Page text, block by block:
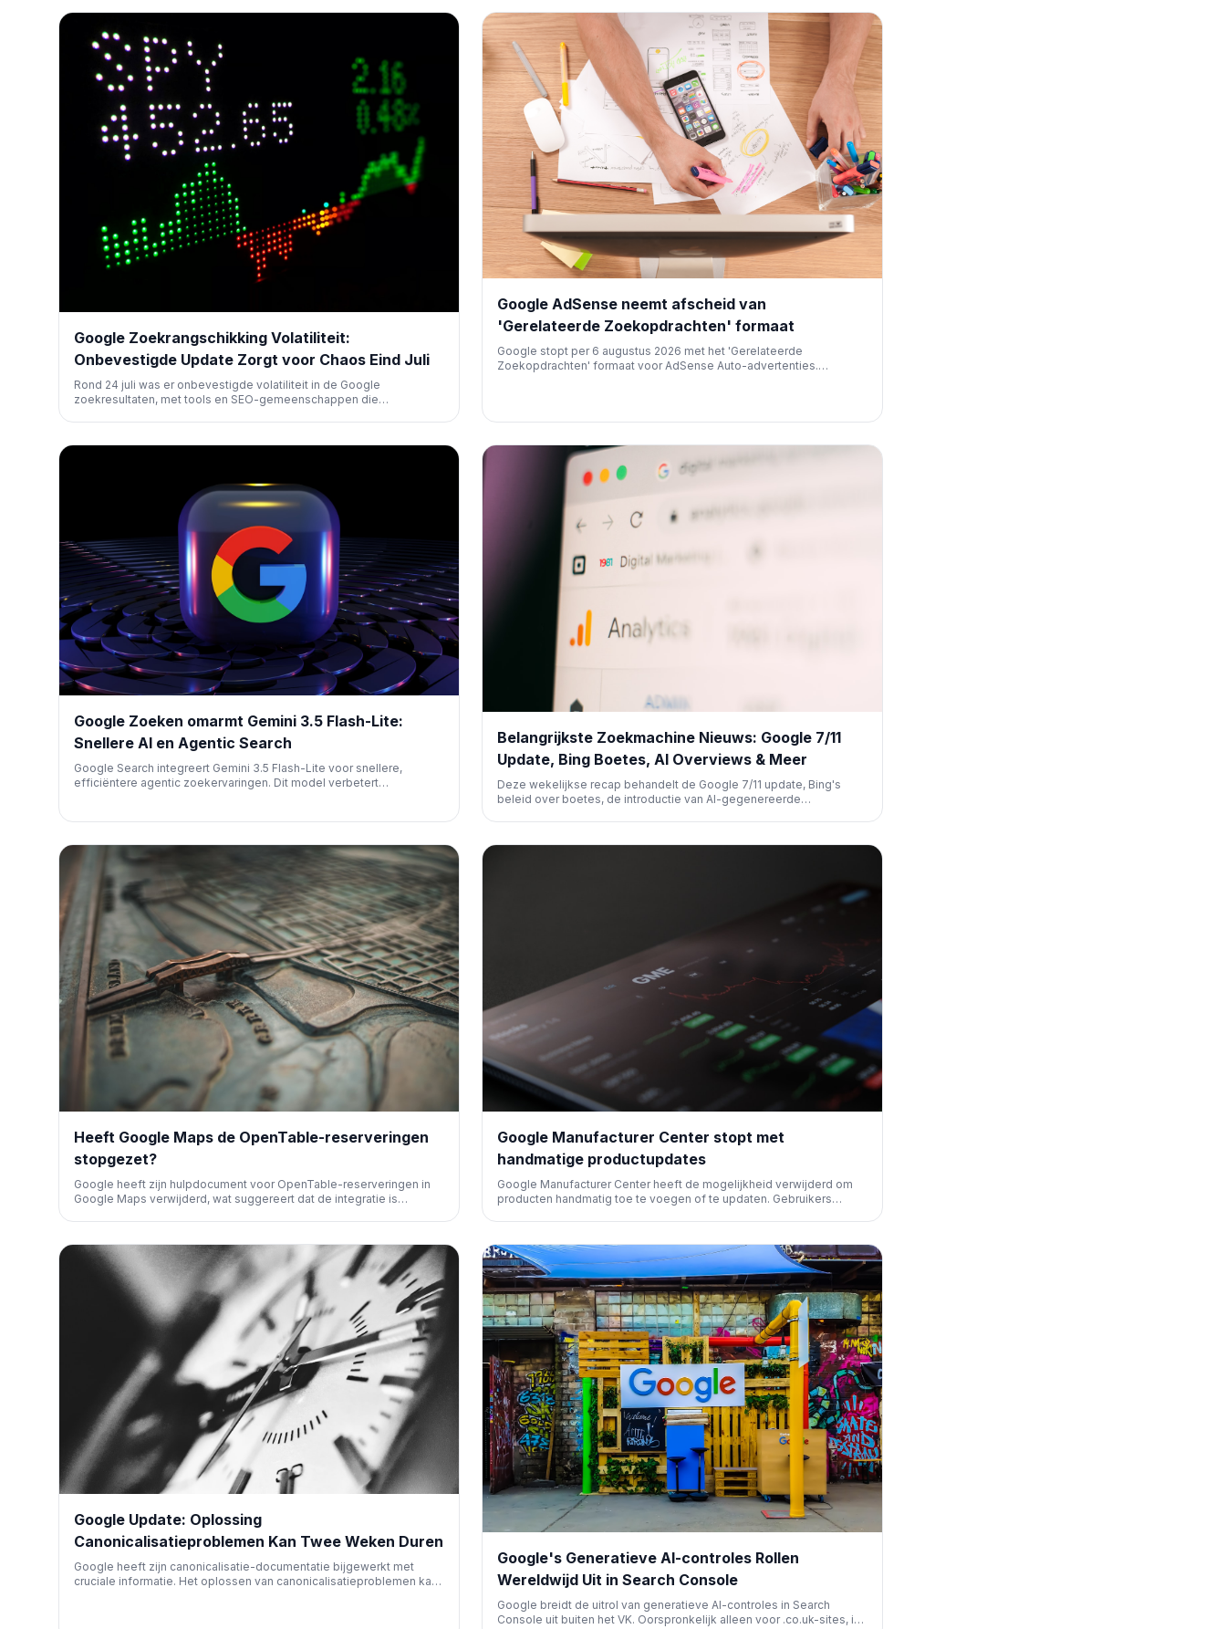
Google op de hoogte is van het probleem en hopelijk werkt aan een
oplossing.
Google Zoekrangschikking Volatiliteit:
Onbevestigde Update Zorgt voor Chaos Eind Juli
Rond 24 juli was er onbevestigde volatiliteit in de Google
zoekresultaten, met tools en SEO-gemeenschappen die
Google AdSense neemt afscheid van
'Gerelateerde Zoekopdrachten' formaat
Google stopt per 6 augustus 2026 met het 'Gerelateerde
Zoekopdrachten' formaat voor AdSense Auto-advertenties.
Google Zoeken omarmt Gemini 3.5 Flash-Lite:
Snellere AI en Agentic Search
Google Search integreert Gemini 3.5 Flash-Lite voor snellere,
efficiëntere agentic zoekervaringen. Dit model verbetert
gestuurde zoekfunctionaliteiten.
Belangrijkste Zoekmachine Nieuws: Google 7/11
Update, Bing Boetes, AI Overviews & Meer
Deze wekelijkse recap behandelt de Google 7/11 update, Bing's
beleid over boetes, de introductie van AI-gegenereerde
Afbeeldingen en Apple Maps.
Heeft Google Maps de OpenTable-reserveringen
stopgezet?
Google heeft zijn hulpdocument voor OpenTable-reserveringen in
Google Maps verwijderd, wat suggereert dat de integratie is
Google Manufacturer Center stopt met
handmatige productupdates
Google Manufacturer Center heeft de mogelijkheid verwijderd om
producten handmatig toe te voegen of te updaten. Gebruikers
productgegevens voor adverteerders en fabrikanten.
Google Update: Oplossing
Canonicalisatieproblemen Kan Twee Weken Duren
Google heeft zijn canonicalisatie-documentatie bijgewerkt met
cruciale informatie. Het oplossen van canonicalisatieproblemen kan
Google's Generatieve AI-controles Rollen
Wereldwijd Uit in Search Console
Google breidt de uitrol van generatieve AI-controles in Search
Console uit buiten het VK. Oorspronkelijk alleen voor .co.uk-sites, is